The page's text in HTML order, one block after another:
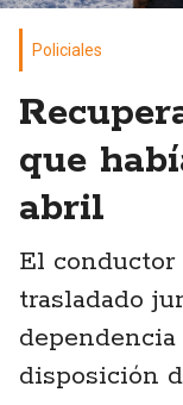
Policiales
que
abril
El conductor
trasladado
disposición